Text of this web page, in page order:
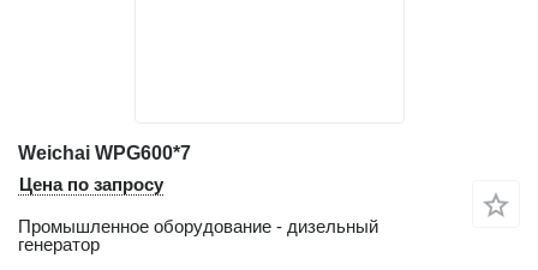
Weichai WPG600*7
Цена по запросу
Промышленное оборудование - дизельный
генератор